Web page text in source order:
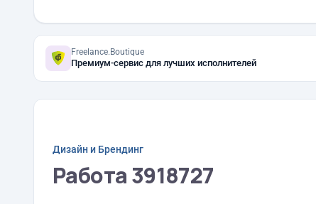
Freelance.Boutique
Премиум-сервис для лучших исполнителей
Дизайн и Брендинг
Работа 3918727